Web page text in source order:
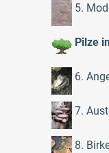
5.
Pilze
6.
7.
8.